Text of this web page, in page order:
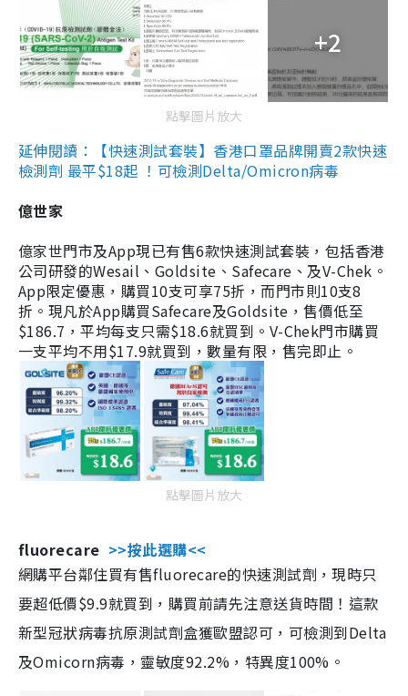
+2
點擊圖片放大
延伸閱讀：【快速測試套裝】香港口罩品牌開賣2款快速
檢測劑 最平$18起 ！可檢測Delta/Omicron病毒
億世家
億家世門市及App現已有售6款快速測試套裝，包括香港
公司研發的Wesail、Goldsite、Safecare、及V-Chek。
App限定優惠，購買10支可享75折，而門市則10支8
折。現凡於App購買Safecare及Goldsite，售價低至
$186.7，平均每支只需$18.6就買到。V-Chek門市購買
一支平均不用$17.9就買到，數量有限，售完即止。
點擊圖片放大
fluorecare >>按此選購<<
網購平台鄰住買有售fluorecare的快速測試劑，現時只
要超低價$9.9就買到，購買前請先注意送貨時間！這款
新型冠狀病毒抗原測試劑盒獲歐盟認可，可檢測到Delta
及Omicorn病毒，靈敏度92.2%，特異度100%。